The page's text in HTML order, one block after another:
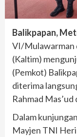
Balikpapan,
VI/Mulawarman
(Kaltim)
(Pemkot)
diterima
Rahmad
Dalam
Mayjen TNI